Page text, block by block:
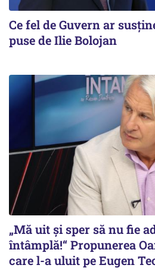
Ce fel de Guvern ar
puse de Ilie Bolojan
„Mă uit și sper să nu fie
întâmplă!“ Propunerea
care l-a uluit pe Eugen